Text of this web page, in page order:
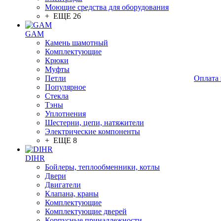
Моющие средства для оборудования
+ ЕЩЕ 26
GAM
Камень шамотный
Комплектующие
Крюки
Муфты
Петли
Популярное
Стекла
Тэны
Уплотнения
Шестерни, цепи, натяжители
Электрические компоненты
+ ЕЩЕ 8
DIHR
Бойлеры, теплообменники, котлы
Двери
Двигатели
Клапана, краны
Комплектующие
Комплектующие дверей
Оплата